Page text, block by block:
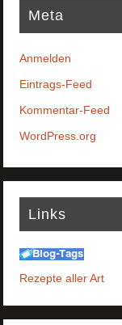
Meta
Anmelden
Eintrags-Feed
Kommentar-Feed
WordPress.org
Links
Rezepte aller Art